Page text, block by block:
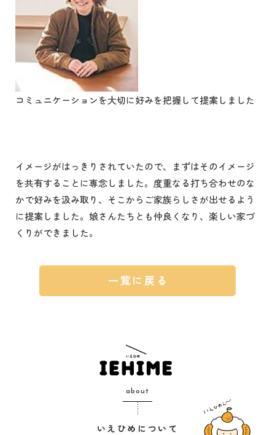
コミュニケーションを大切に好みを把握して提案しました
イメージがはっきりされていたので、まずはそのイメージ
を共有することに専念しました。度重なる打ち合わせのな
かで好みを汲み取り、そこからご家族らしさが出せるよう
に提案しました。娘さんたちとも仲良くなり、楽しい家づ
くりができました。
一覧に戻る
about
いえひめについて